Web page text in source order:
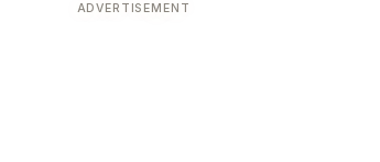
ADVERTISEMENT